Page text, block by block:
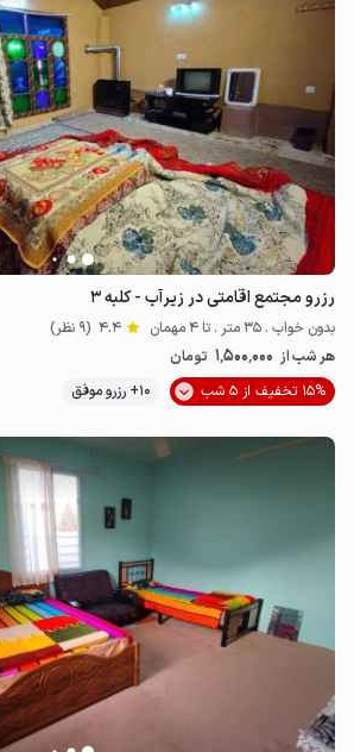
3.5میلیون ترزرو مجتمع اقامتی در زیرآب - کلبه ۳
بدون خواب . 35 متر . تا 4 مهمان 4.4 (9 نظر)
هر شب از 1٬500٬000 تومان
15% تخفیف از 5 شب
10+ رزرو موفق